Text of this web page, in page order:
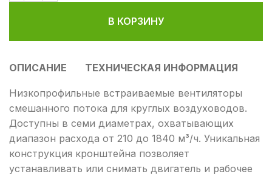
В КОРЗИНУ
ОПИСАНИЕ ТЕХНИЧЕСКАЯ ИНФОРМАЦИЯ
Низкопрофильные встраиваемые вентиляторы
смешанного потока для круглых воздуховодов.
Доступны в семи диаметрах, охватывающих
диапазон расхода от 210 до 1840 м³/ч. Уникальная
конструкция кронштейна позволяет
устанавливать или снимать двигатель и рабочее